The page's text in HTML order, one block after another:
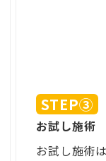
STEP③
お試し施術
お試し施術